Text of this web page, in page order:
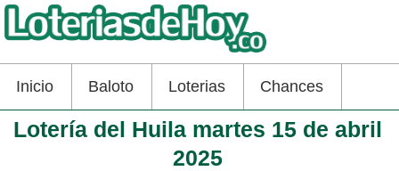
Inicio Baloto Loterias Chances
Lotería del Huila martes 15 de abril
2025